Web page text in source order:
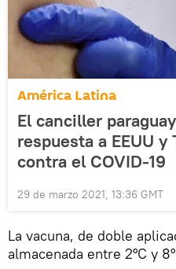
América Latina
El сanciller
respuesta a EEUU y
contra el COVID-19
29 de marzo 2021, 13:36 GMT
La vacuna, de doble
almacenada entre 2°C y